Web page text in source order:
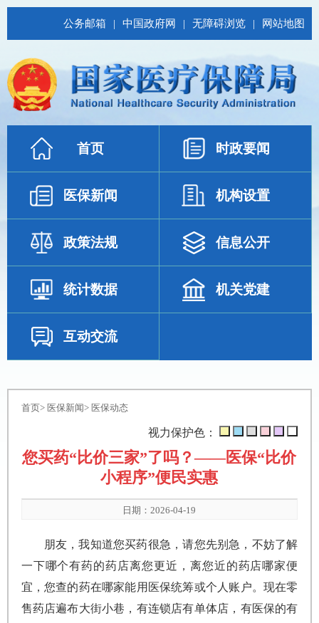
公务邮箱 | 中国政府网 | 无障碍浏览 | 网站地图
首页 时政要闻
医保新闻 机构设置
政策法规 信息公开
统计数据 机关党建
互动交流
首页> 医保新闻> 医保动态
视力保护色：
您买药“比价三家”了吗？——医保“比价
小程序”便民实惠
日期：2026-04-19
朋友，我知道您买药很急，请您先别急，不妨了解
一下哪个有药的药店离您更近，离您近的药店哪家便
宜，您查的药在哪家能用医保统筹或个人账户。现在零
售药店遍布大街小巷，有连锁店有单体店，有医保的有